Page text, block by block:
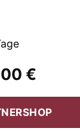
€
€
ist:
22,00